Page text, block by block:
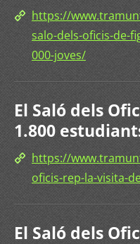
https://
salo-dels-oficis-de-
000-joves/
El Saló dels
1.800
https://
oficis-rep-la-visita-
El Saló dels